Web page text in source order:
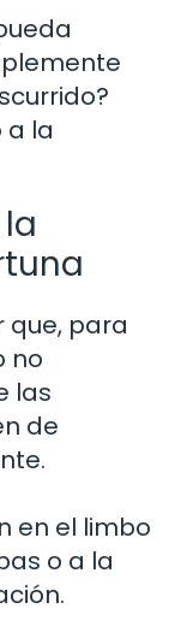
a la
que, para
no
las
de
en el limbo
o a la